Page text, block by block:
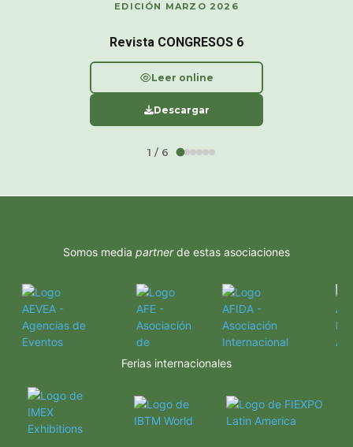
EDICIÓN MARZO 2026
Revista CONGRESOS 6
Leer online
Descargar
1 / 6
Somos media partnerde estas asociaciones
Ferias internacionales